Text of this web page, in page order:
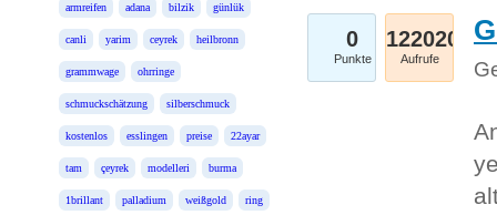
armreifen adana bilzik günlük
canli yarim ceyrek heilbronn
grammwage ohrringe
schmuckschätzung silberschmuck
kostenlos esslingen preise 22ayar
tam çeyrek modelleri burma
1brillant palladium weißgold ring
0
Punkte
122020
Aufrufe